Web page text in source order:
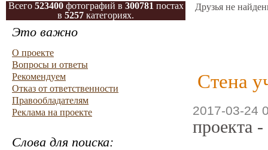
Всего 523400фотографий в 300781 постах
в 5257 категориях.
Это важно
О проекте
Вопросы и ответы
Рекомендуем
Отказ от ответственности
Правообладателям
Реклама на проекте
Слова для поиска:
Друзья не
Стена
2017-03-24
проекта